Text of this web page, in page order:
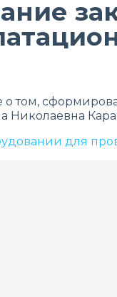
о том,
Николаевна
для